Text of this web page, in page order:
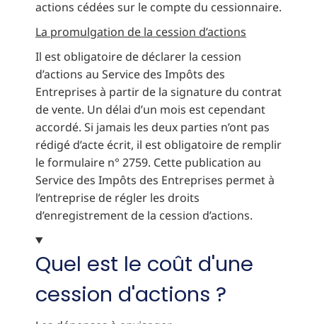
actions cédées sur le compte du cessionnaire.
La promulgation de la cession d’actions
Il est obligatoire de déclarer la cession
d’actions au Service des Impôts des
Entreprises à partir de la signature du contrat
de vente. Un délai d’un mois est cependant
accordé. Si jamais les deux parties n’ont pas
rédigé d’acte écrit, il est obligatoire de remplir
le formulaire n° 2759. Cette publication au
Service des Impôts des Entreprises permet à
l’entreprise de régler les droits
d’enregistrement de la cession d’actions.
Quel est le coût d'une
cession d'actions ?